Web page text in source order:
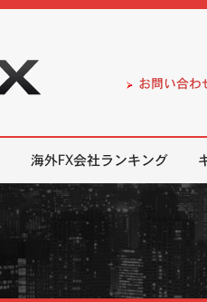
お問い合わ
海外FX会社ランキング